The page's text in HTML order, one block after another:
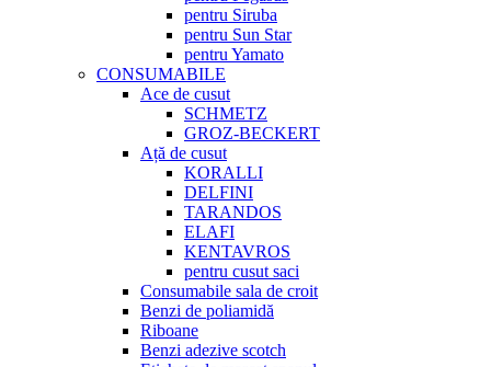
pentru Siruba
pentru Sun Star
pentru Yamato
CONSUMABILE
Ace de cusut
SCHMETZ
GROZ-BECKERT
Ață de cusut
KORALLI
DELFINI
TARANDOS
ELAFI
KENTAVROS
pentru cusut saci
Consumabile sala de croit
Benzi de poliamidă
Riboane
Benzi adezive scotch